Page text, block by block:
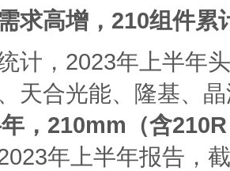
求高增， 210组件累
计，2023年上半年
天合光能、隆基、
，210mm（含
年上半年报告，